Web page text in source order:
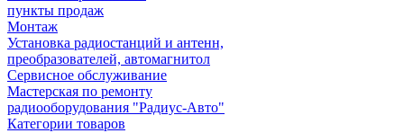
пункты продаж
Монтаж
Установка радиостанций и антенн,
преобразователей, автомагнитол
Сервисное обслуживание
Мастерская по ремонту
радиооборудования "Радиус-Авто"
Категории товаров